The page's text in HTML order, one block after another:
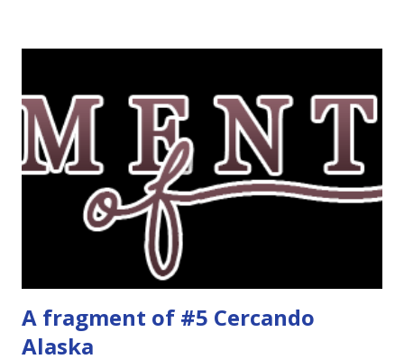
Dunque qual è questo tema, vi starete chiedendo. Il tema di
febbraio è libri ispirati alle favole! Che ve ne pare? Io avrei
un po' di titoli in wishlist ^^ Non avendo letto nessun libro
ispirato alle favole (D:), tutte voi lasciate solo un titolo e
poi a random ne sceglierò tre! Aggiornerò il post, oppure
A fragment of #5 Cercando
Alaska